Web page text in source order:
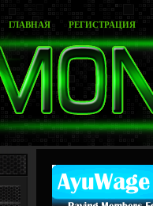
ГЛАВНАЯ РЕГИСТРАЦИЯ